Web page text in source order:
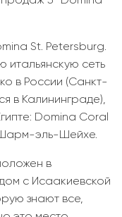
St. Petersburg.
сеть
в России (Санкт-
в Калининграде),
Domina Coral
Шарм-эль-Шейхе.
в
с Исаакиевской
знают все,